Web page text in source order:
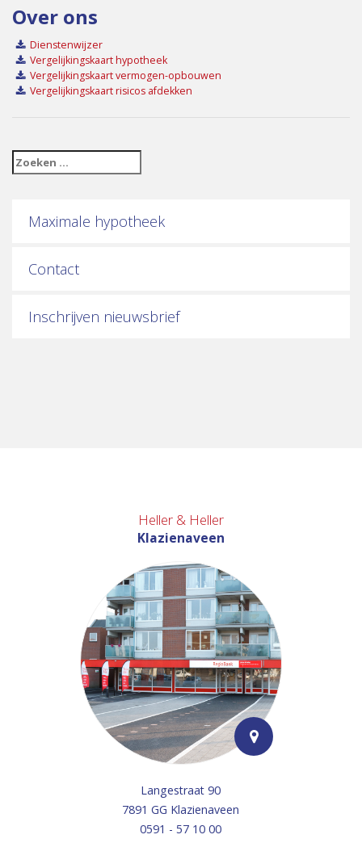
Over ons
Dienstenwijzer
Vergelijkingskaart hypotheek
Vergelijkingskaart vermogen-opbouwen
Vergelijkingskaart risicos afdekken
Maximale hypotheek
Contact
Inschrijven nieuwsbrief
Heller & Heller
Klazienaveen
Langestraat 90
7891 GG Klazienaveen
0591 - 57 10 00